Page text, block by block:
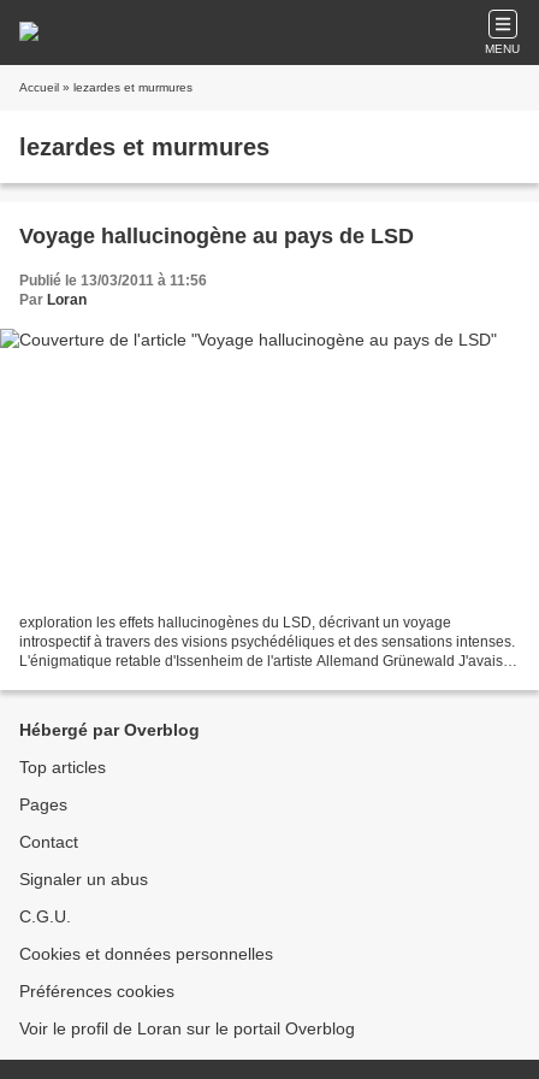
MENU
Accueil » lezardes et murmures
lezardes et murmures
Voyage hallucinogène au pays de LSD
Publié le 13/03/2011 à 11:56
Par Loran
exploration les effets hallucinogènes du LSD, décrivant un voyage
introspectif à travers des visions psychédéliques et des sensations intenses.
L'énigmatique retable d'Issenheim de l'artiste Allemand Grünewald J'avais
Hébergé par Overblog
Top articles
Pages
Contact
Signaler un abus
C.G.U.
Cookies et données personnelles
Préférences cookies
Voir le profil de Loran sur le portail Overblog